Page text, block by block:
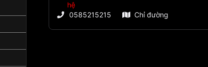
hệ
0585215215
Chỉ đường